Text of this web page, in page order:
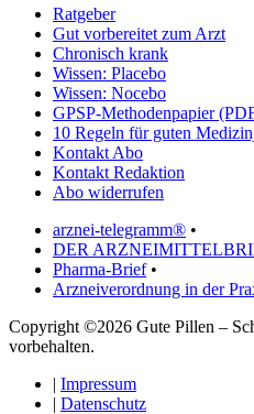
Ratgeber
Gut vorbereitet zum Arzt
Chronisch krank
Wissen: Placebo
Wissen: Nocebo
GPSP-Methodenpapier
10 Regeln für guten
Kontakt Abo
Kontakt Redaktion
Abo widerrufen
arznei-telegramm® •
DER
Pharma-Brief•
Arzneiverordnung in der
Copyright ©2026 Gute Pillen –
vorbehalten.
| Impressum
| Datenschutz